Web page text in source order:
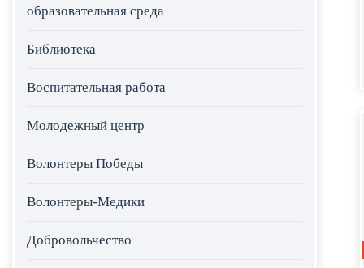
образовательная среда
Библиотека
Воспитательная работа
Молодежный центр
Волонтеры Победы
Волонтеры-Медики
Добровольчество